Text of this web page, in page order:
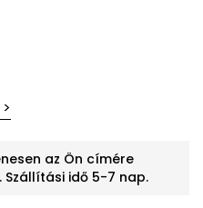
az Ön címére
Szállítási idő 5-7 nap.